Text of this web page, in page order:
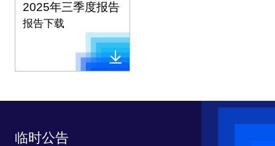
2025年三季度报告
报告下载
临时公告